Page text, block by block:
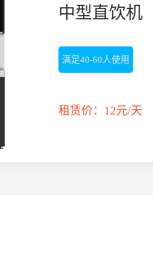
中型直饮机
满足40-60人使用
租赁价：12元/天